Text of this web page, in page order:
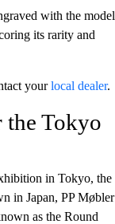
with the model
its rarity and
yourlocal dealer.
Tokyo
in Tokyo, the
in Japan, PP Møbler
as the Round